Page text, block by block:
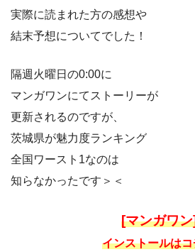
実際に読まれた方の感想や
結末予想についてでした！
隔週火曜日の0:00に
マンガワンにてストーリーが
更新されるのですが、
茨城県が魅力度ランキング
全国ワースト1なのは
知らなかったです＞＜
[マンガワ
インストールは